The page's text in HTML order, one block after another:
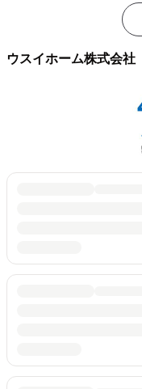
ウスイホーム株式会社